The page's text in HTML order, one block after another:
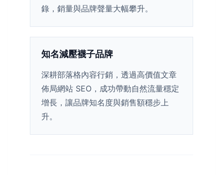
錄，銷量與品牌聲量大幅攀升。
知名減壓襪子品牌
深耕部落格內容行銷，透過高價值文章
佈局網站 SEO，成功帶動自然流量穩定
增長，讓品牌知名度與銷售額穩步上
升。